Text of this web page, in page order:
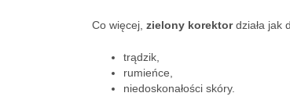
Co więcej, zielony korektordziała jak
trądzik,
rumieńce,
niedoskonałości skóry.